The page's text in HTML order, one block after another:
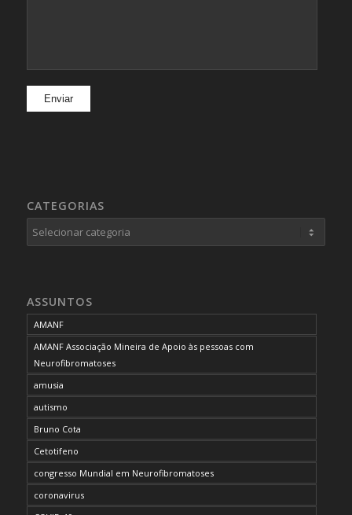
CATEGORIAS
Categorias
ASSUNTOS
AMANF
AMANF Associação Mineira de Apoio às pessoas com
Neurofibromatoses
amusia
autismo
Bruno Cota
Cetotifeno
congresso Mundial em Neurofibromatoses
coronavirus